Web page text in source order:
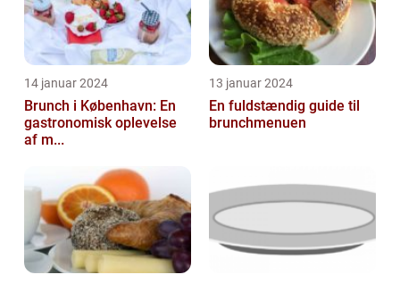
14 januar 2024
Brunch i København: En
gastronomisk oplevelse
af m...
13 januar 2024
En fuldstændig guide til
brunchmenuen